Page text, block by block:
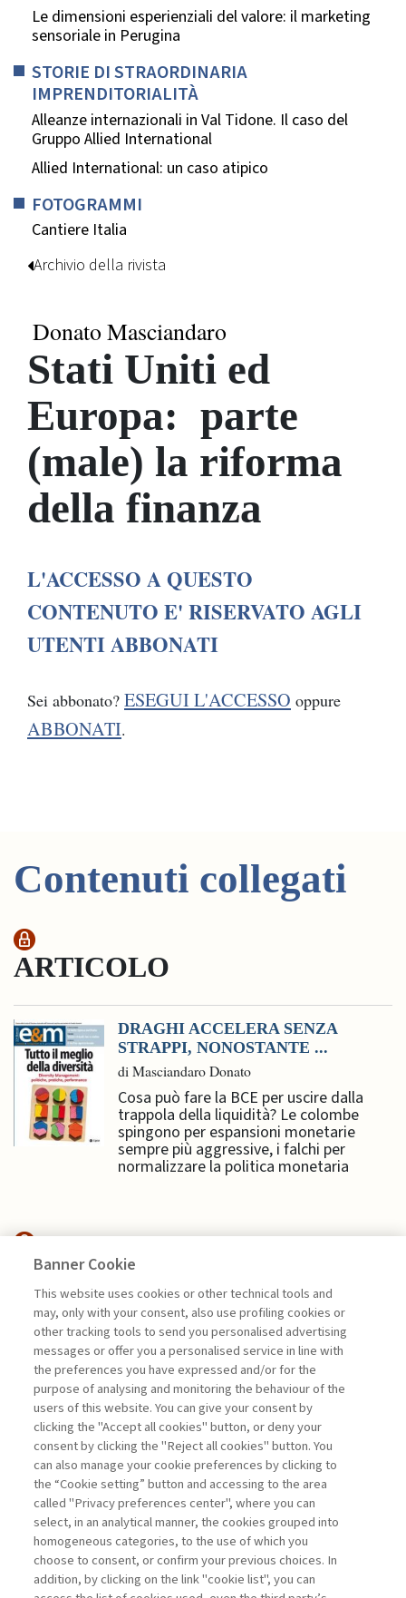
Le dimensioni esperienziali del valore: il marketing
sensoriale in Perugina
STORIE DI STRAORDINARIA
IMPRENDITORIALITÀ
Alleanze internazionali in Val Tidone. Il caso del
Gruppo Allied International
Allied International: un caso atipico
FOTOGRAMMI
Cantiere Italia
Archivio della rivista
Donato Masciandaro
Stati Uniti ed
Europa: parte
(male) la riforma
della finanza
L'ACCESSO A QUESTO
CONTENUTO E' RISERVATO AGLI
UTENTI ABBONATI
Sei abbonato? ESEGUI L'ACCESSO oppure
ABBONATI.
Contenuti collegati
ARTICOLO
DRAGHI ACCELERA SENZA
STRAPPI, NONOSTANTE ...
di Masciandaro Donato
Cosa può fare la BCE per uscire dalla
trappola della liquidità? Le colombe
spingono per espansioni monetarie
sempre più aggressive, i falchi per
normalizzare la politica monetaria
ECONOMIA & MERCATI
DEBITI PUBBLICI E TASSI DI
INTERESSE: ...
di Donato Masciandaro
La consultazione dei libri è riservata esclusivamente
agli abbonati Premium
Legenda: Accedi Per registrati Per abbonati
Banner Cookie
This website uses cookies or other technical tools and
may, only with your consent, also use profiling cookies or
other tracking tools to send you personalised advertising
messages or offer you a personalised service in line with
the preferences you have expressed and/or for the
purpose of analysing and monitoring the behaviour of the
users of this website. You can give your consent by
clicking the "Accept all cookies" button, or deny your
consent by clicking the "Reject all cookies" button. You
can also manage your cookie preferences by clicking to
the “Cookie setting” button and accessing to the area
called "Privacy preferences center", where you can
select, in an analytical manner, the cookies grouped into
homogeneous categories, to the use of which you
choose to consent, or confirm your previous choices. In
addition, by clicking on the link "cookie list", you can